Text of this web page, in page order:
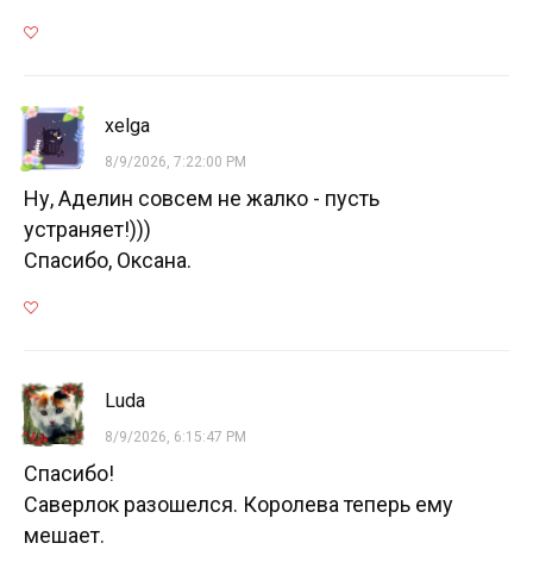
xelga
8/9/2026, 7:22:00 PM
Ну, Аделин совсем не жалко - пусть
устраняет!)))
Спасибо, Оксана.
Luda
8/9/2026, 6:15:47 PM
Спасибо!
Саверлок разошелся. Королева теперь ему
мешает.